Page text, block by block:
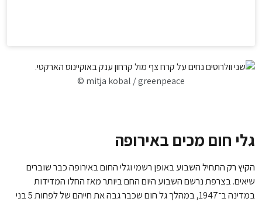
© mitja kobal / greenpeace
גלי חום מכים באירופה
הקיץ רק התחיל השבוע באופן רשמי וגלי החום באירופה כבר שוברים
שיאים. בצרפת נרשם השבוע היום החם ביותר מאז החלו המדידות
במדינה ב־1947, במהלך גל חום שכבר גבה את חייהם של לפחות 5 בני